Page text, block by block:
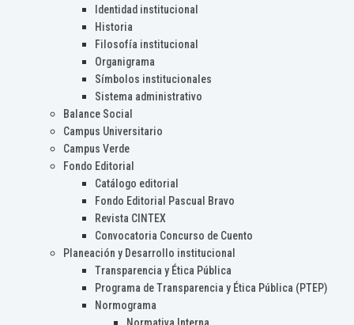
Identidad institucional
Historia
Filosofía institucional
Organigrama
Símbolos institucionales
Sistema administrativo
Balance Social
Campus Universitario
Campus Verde
Fondo Editorial
Catálogo editorial
Fondo Editorial Pascual Bravo
Revista CINTEX
Convocatoria Concurso de Cuento
Planeación y Desarrollo institucional
Transparencia y Ética Pública
Programa de Transparencia y Ética Pública (PTEP)
Normograma